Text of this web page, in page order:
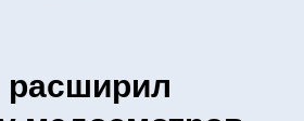
расширил